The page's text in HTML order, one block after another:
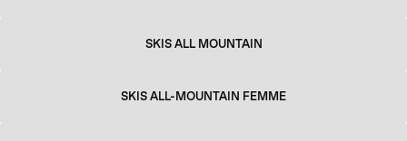
SKIS ALL MOUNTAIN
SKIS ALL-MOUNTAIN FEMME